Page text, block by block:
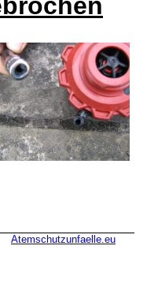
Atemschutzunfaelle.eu